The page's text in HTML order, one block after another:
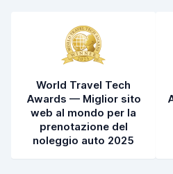
World Travel Tech
Awards — Miglior sito
web al mondo per la
prenotazione del
noleggio auto 2025